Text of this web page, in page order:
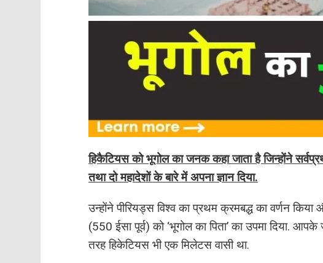
हिकैटियस को भूगोल का जनक कहा जाता है जिन्होंने
तथा दो महादेशों के बारे में अपना ज्ञान दिया.
उन्होंने पीरियड्स विश्व का प्रथम क्रमबद्ध का वर्णन
(550 ईसा पूर्व) को ‘भूगोल का पिता’ का उपमा दिया.
तरह हिकेटियस भी एक मिलेटस वासी था.